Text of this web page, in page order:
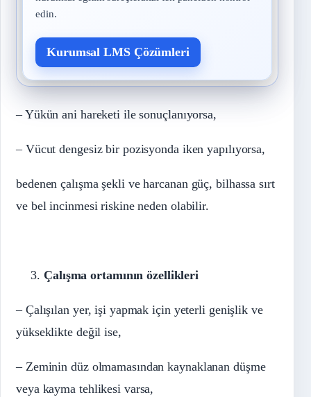
edin.
Kurumsal LMS Çözümleri
– Yükün ani hareketi ile sonuçlanıyorsa,
– Vücut dengesiz bir pozisyonda iken yapılıyorsa,
bedenen çalışma şekli ve harcanan güç, bilhassa sırt
ve bel incinmesi riskine neden olabilir.
Çalışma ortamının özellikleri
– Çalışılan yer, işi yapmak için yeterli genişlik ve
yükseklikte değil ise,
– Zeminin düz olmamasından kaynaklanan düşme
veya kayma tehlikesi varsa,